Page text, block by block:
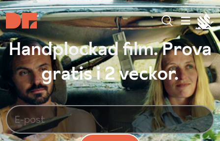
Handplockad film. Prova
gratis i 2 veckor.